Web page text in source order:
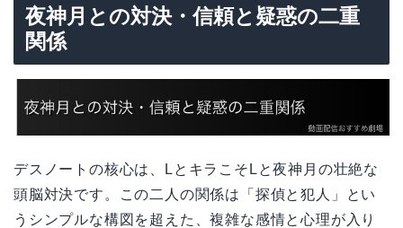
夜神月との対決・信頼と疑惑の二重
関係
デスノートの核心は、LとキラこそLと夜神月の壮絶な
頭脳対決です。この二人の関係は「探偵と犯人」とい
うシンプルな構図を超えた、複雑な感情と心理が入り